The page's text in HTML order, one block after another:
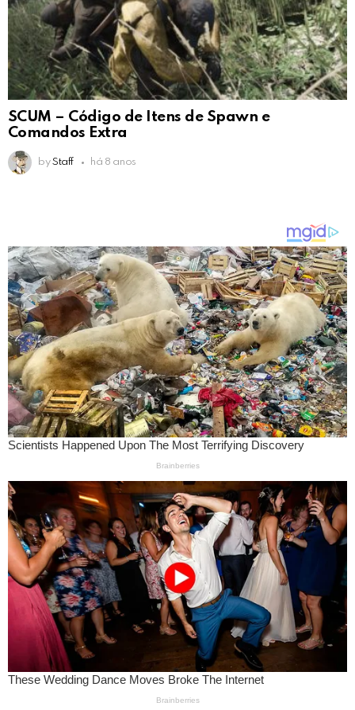
SCUM – Código de Itens de Spawn e
Comandos Extra
by Staff há 8 anos